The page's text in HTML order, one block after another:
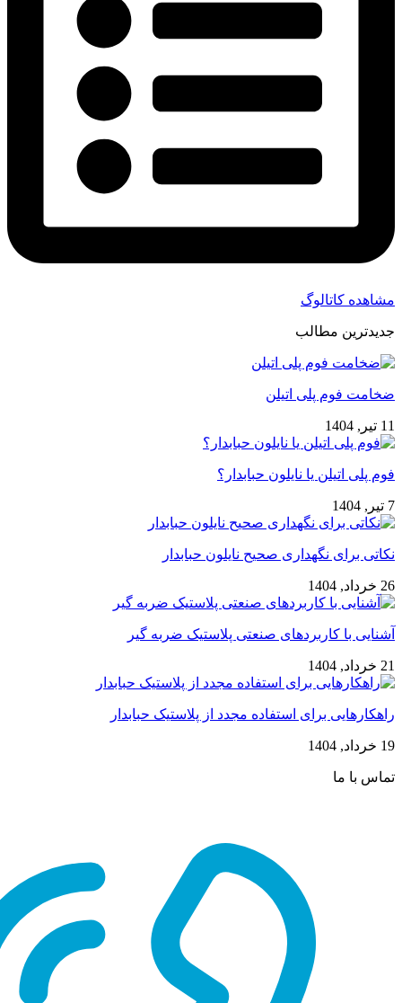
مشاهده کاتالوگ
جدیدترین مطالب
ضخامت فوم پلی اتیلن
11 تیر, 1404
فوم پلی اتیلن یا نایلون حبابدار؟
7 تیر, 1404
نکاتی برای نگهداری صحیح نایلون حبابدار
26 خرداد, 1404
آشنایی با کاربردهای صنعتی پلاستیک ضربه گیر
21 خرداد, 1404
راهکارهایی برای استفاده مجدد از پلاستیک حبابدار
19 خرداد, 1404
تماس با ما